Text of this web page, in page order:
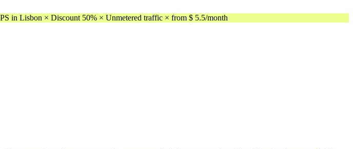
in Lisbon × Discount 50% × Unmetered traffic × from $ 5.5/month